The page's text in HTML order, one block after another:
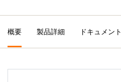
概要 製品詳細 ドキュメント